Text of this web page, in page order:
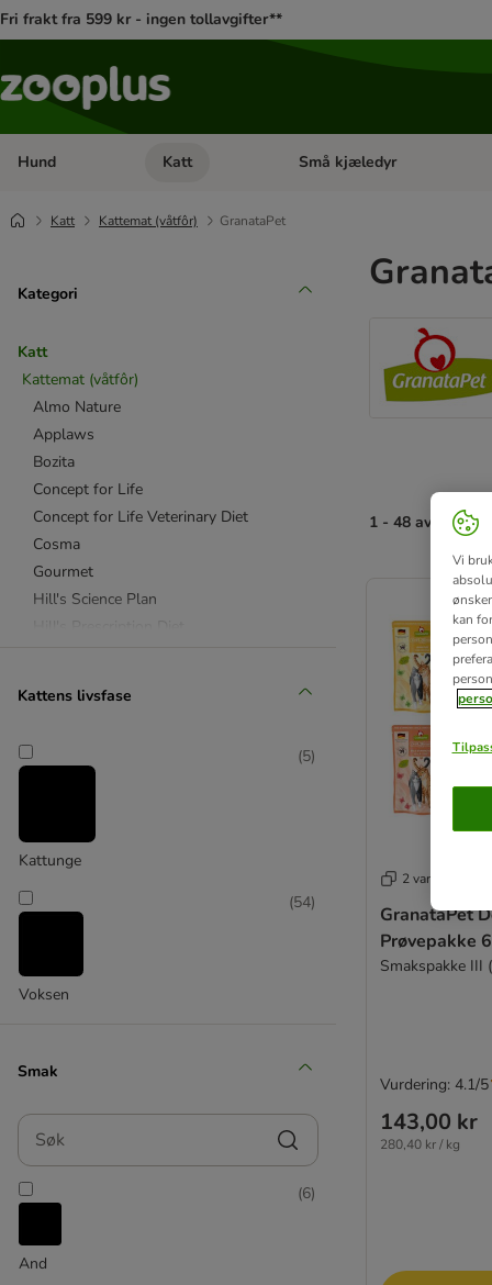
Fri frakt fra 599 kr - ingen tollavgifter**
Hund Åpne kategorimeny: Hund
Katt Åpne kategorimeny: Katt
Små kjæledyr
Katt Kattemat (våtfôr) GranataPet
Kategori
Katt
Kattemat (våtfôr)
Almo Nature
Applaws
Bozita
Concept for Life
Concept for Life Veterinary Diet
Cosma
Gourmet
Hill's Science Plan
Royal Canin Veterinary Diet
Acana
animonda vom Feinsten
Best Nature
Carnilove
Catit Cuisine
catz finefood
Kattens livsfase
Kattunge
(5)
Voksen
(54)
Smak
Søk
And
(6)
1 - 48 av 59
product items
2 varianter
GranataPet
Prøvepakke
Smakspakke III
143,00 kr
280,40 kr / kg
Vurdering: 4.1/5
Vi
kan